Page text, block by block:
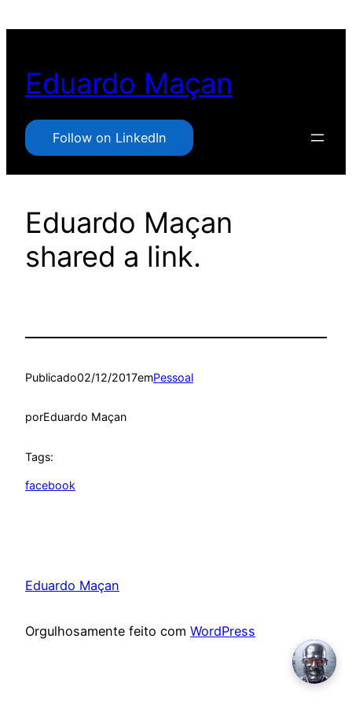
conteúdo
Eduardo Maçan
Follow on LinkedIn
Eduardo Maçan
shared a link.
Publicado02/12/2017emPessoal
porEduardo Maçan
Tags:
facebook
Eduardo Maçan
Orgulhosamente feito com WordPress